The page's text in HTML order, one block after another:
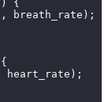
)
{
, breath_rate ) ;
{
heart_rate ) ;